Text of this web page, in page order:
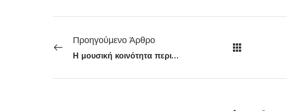
Προηγούμενο Άρθρο
Η μουσική κοινότητα περιμένει “μεγάλη χρονιά”: νέες κυκλοφορίες και επιστροφές ονομάτων το 2026